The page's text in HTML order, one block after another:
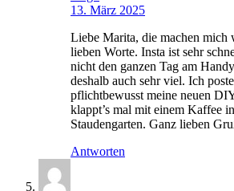
13. März 2025
Liebe Marita, die machen
lieben Worte. Insta ist sehr
nicht den ganzen Tag am
deshalb auch sehr viel. Ich
pflichtbewusst meine neuen
klappt’s mal mit einem Kaffee
Staudengarten. Ganz lieben
Antworten